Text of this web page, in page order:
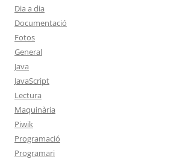
Dia a dia
Documentació
Fotos
General
Java
JavaScript
Lectura
Maquinària
Piwik
Programació
Programari